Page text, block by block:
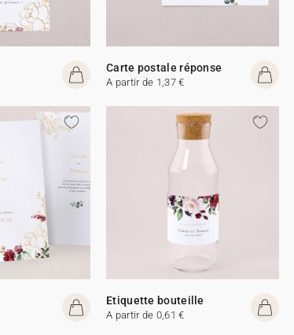
Carte postale réponse
A partir de 1,37 €
Etiquette bouteille
A partir de 0,61 €